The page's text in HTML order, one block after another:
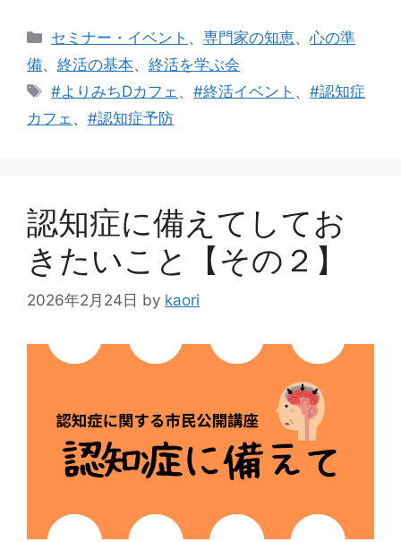
カ
テ
リ
ー
セミナー・イベント 、専門家の知恵、心の準
備、 終活の基本、 終活を学ぶ会
タ
グ
#よりみちDカフェ 、#終活イベント 、#認知症
カフェ 、 #認知症予防
認知症に備えてしてお
きたいこと【その２】
2026年2月24日 by kaori